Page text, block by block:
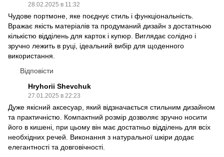
28.02.2025 в 11:32
Чудове портмоне, яке поєднує стиль і функціональність.
Вражає якість матеріалів та продуманий дизайн з достатньою
кількістю відділень для карток і купюр. Виглядає солідно і
зручно лежить в руці, ідеальний вибір для щоденного
використання.
Відповісти
Hryhorii Shevchuk
27.01.2025 в 22:23
Дуже якісний аксесуар, який відзначається стильним дизайном
та практичністю. Компактний розмір дозволяє зручно носити
його в кишені, при цьому він має достатньо відділень для всіх
необхідних речей. Виконання з натуральної шкіри додає
елегантності та довговічності.